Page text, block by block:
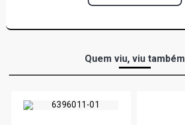
Quem viu, viu também